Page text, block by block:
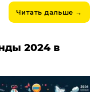
Читать дальше →
2024 в